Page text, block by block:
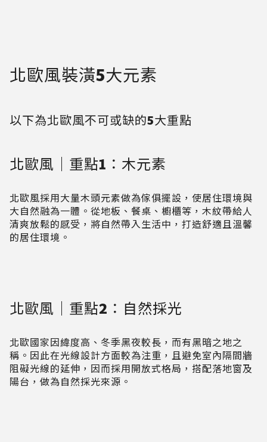
北歐風裝潢5大元素
以下為北歐風不可或缺的5大重點
北歐風｜重點1：木元素
北歐風採用大量木頭元素做為傢俱擺設，使居住環境與
大自然融為一體。從地板、餐桌、櫥櫃等，木紋帶給人
清爽放鬆的感受，將自然帶入生活中，打造舒適且溫馨
的居住環境。
北歐風｜重點2：自然採光
北歐國家因緯度高、冬季黑夜較長，而有黑暗之地之
稱。因此在光線設計方面較為注重，且避免室內隔間牆
阻礙光線的延伸，因而採用開放式格局，搭配落地窗及
陽台，做為自然採光來源。